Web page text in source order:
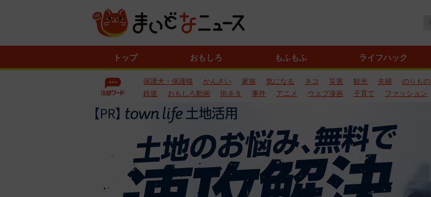
トップ おもしろ もふもふ ライフハック
保護犬・保護猫 かんさい 家族 気になる ネコ 災害 観光 夫婦 のりもの
鉄道
おもしろ動画 街ネタ 事件 アニメ ウェブ漫画 子育て ファッション